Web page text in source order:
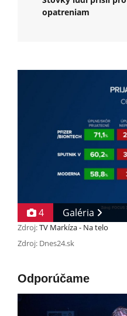
opatreniam
4 Galéria
Zdroj:TV Markíza - Na telo
Zdroj: Dnes24.sk
Odporúčame